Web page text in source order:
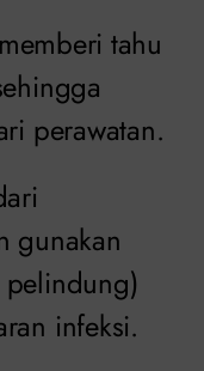
tahu
perawatan.
gunakan
infeksi.